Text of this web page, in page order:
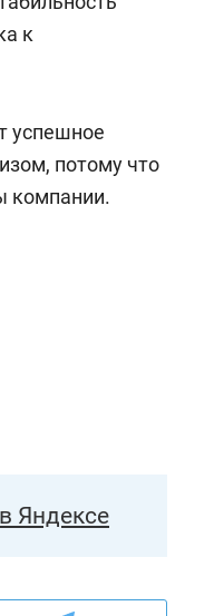
к
успешное
потому что
компании.
Яндексе